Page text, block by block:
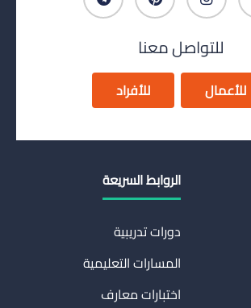
للتواصل معنا
للأعمال للأفراد
الروابط السريعة
دورات تدريبية
المسارات التعليمية
اختبارات معارف